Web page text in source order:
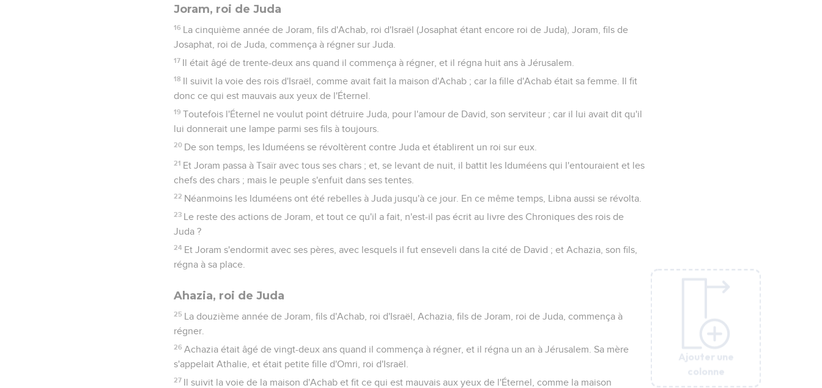
Ajouter une
colonne
Joram, roi de Juda
16 La cinquième année de Joram, fils d'Achab, roi d'Israël (Josaphat étant encore roi de Juda), Joram, fils de
Josaphat, roi de Juda, commença à régner sur Juda.
17 Il était âgé de trente-deux ans quand il commença à régner, et il régna huit ans à Jérusalem.
18 Il suivit la voie des rois d'Israël, comme avait fait la maison d'Achab ; car la fille d'Achab était sa femme. Il fit
donc ce qui est mauvais aux yeux de l'Éternel.
19 Toutefois l'Éternel ne voulut point détruire Juda, pour l'amour de David, son serviteur ; car il lui avait dit qu'il
lui donnerait une lampe parmi ses fils à toujours.
20 De son temps, les Iduméens se révoltèrent contre Juda et établirent un roi sur eux.
21 Et Joram passa à Tsaïr avec tous ses chars ; et, se levant de nuit, il battit les Iduméens qui l'entouraient et les
chefs des chars ; mais le peuple s'enfuit dans ses tentes.
22 Néanmoins les Iduméens ont été rebelles à Juda jusqu'à ce jour. En ce même temps, Libna aussi se révolta.
23 Le reste des actions de Joram, et tout ce qu'il a fait, n'est-il pas écrit au livre des Chroniques des rois de
Juda ?
24 Et Joram s'endormit avec ses pères, avec lesquels il fut enseveli dans la cité de David ; et Achazia, son fils,
régna à sa place.
Ahazia, roi de Juda
25 La douzième année de Joram, fils d'Achab, roi d'Israël, Achazia, fils de Joram, roi de Juda, commença à
régner.
26 Achazia était âgé de vingt-deux ans quand il commença à régner, et il régna un an à Jérusalem. Sa mère
s'appelait Athalie, et était petite fille d'Omri, roi d'Israël.
27 Il suivit la voie de la maison d'Achab et fit ce qui est mauvais aux yeux de l'Éternel, comme la maison
Ajouter une
colonne
Ajouter une
colonne
Ajouter une
colonne
Ajouter une
colonne